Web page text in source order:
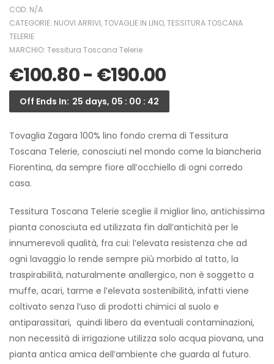
COD: N/A
CATEGORIE: NUOVI ARRIVI,TOVAGLIE IN LINO,TESSITURA TOSCANA
TELERIE
MARCHIO: Tessitura Toscana Telerie
€100.80- €190.00
Off Ends In: 25 days, 05 : 00 : 42
Tovaglia Zagara 100% lino fondo crema di Tessitura
Toscana Telerie, conosciuti nel mondo come la biancheria
Fiorentina, da sempre fiore all’occhiello di ogni corredo
casa.
Tessitura Toscana Telerie sceglie il miglior lino, antichissima
pianta conosciuta ed utilizzata fin dall’antichità per le
innumerevoli qualità, fra cui: l’elevata resistenza che ad
ogni lavaggio lo rende sempre più morbido al tatto, la
traspirabilità, naturalmente anallergico, non è soggetto a
muffe, acari, tarme e l’elevata sostenibilità, infatti viene
coltivato senza l’uso di prodotti chimici al suolo e
antiparassitari, quindi libero da eventuali contaminazioni,
non necessità di irrigazione utilizza solo acqua piovana, una
pianta antica amica dell’ambiente che guarda al futuro.